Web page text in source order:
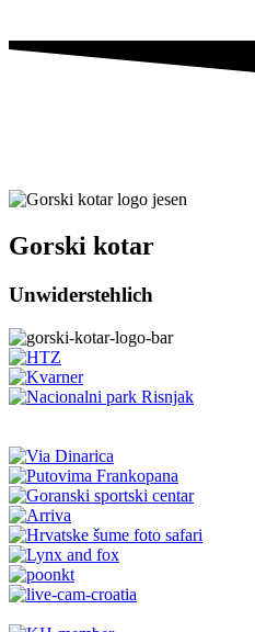
Gorski kotar
Unwiderstehlich